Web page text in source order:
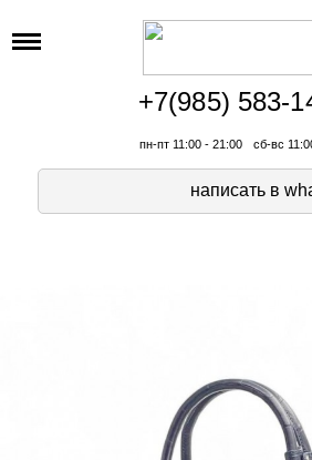
+7(985) 583-
пн-пт 11:00 - 21:00 сб-вс
написать в